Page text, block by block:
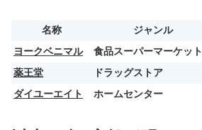
名称 ジャンル
ヨークベニマル
食品スーパーマーケット
薬王堂
ドラッグストア
ダイユーエイト
ホームセンター